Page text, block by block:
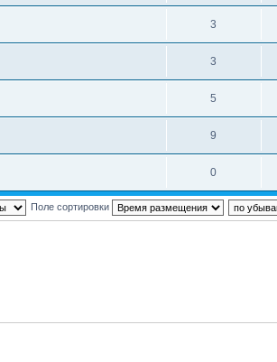
3
3
5
9
0
Поле сортировки